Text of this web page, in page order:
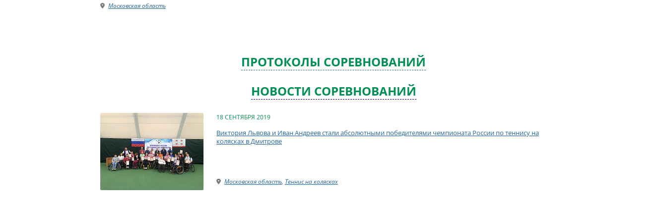
Московская область
ПРОТОКОЛЫ СОРЕВНОВАНИЙ
НОВОСТИ СОРЕВНОВАНИЙ
18 СЕНТЯБРЯ 2019
Виктория Львова и Иван Андреев стали абсолютными победителями чемпионата России по теннису на
колясках в Дмитрове
Московская область, Теннис на колясках